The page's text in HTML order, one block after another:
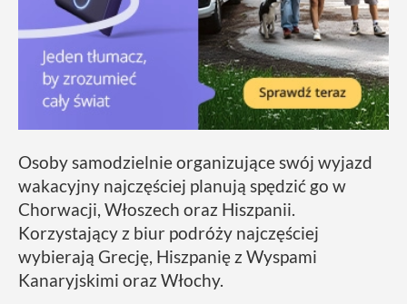
Osoby samodzielnie organizujące swój wyjazd
wakacyjny najczęściej planują spędzić go w
Chorwacji, Włoszech oraz Hiszpanii.
Korzystający z biur podróży najczęściej
wybierają Grecję, Hiszpanię z Wyspami
Kanaryjskimi oraz Włochy.